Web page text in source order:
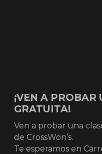
¡VEN A PROBAR
GRATUITA!
Ven a probar una
de CrossWon’s.
Te esperamos en